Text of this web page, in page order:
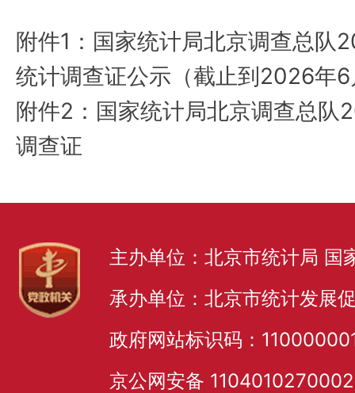
附件1：国家统计局北京调查总队
统计调查证公示（截止到2026年
附件2：国家统计局北京调查总队
调查证
主办单位：北京市统计局 国
承办单位：北京市统计发展
政府网站标识码：
京公网安备